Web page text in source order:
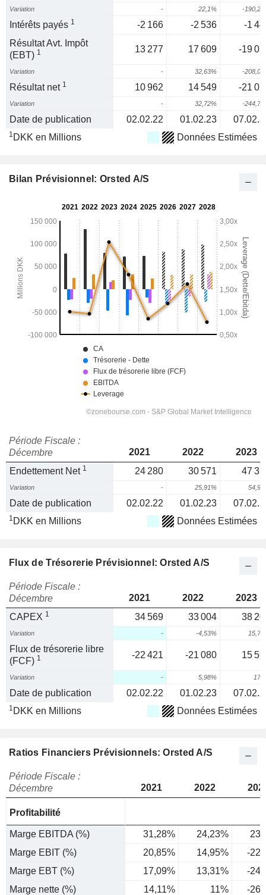
Variation - 22,1% -
Intérêts payés 1 -2 166 -2 536
-1
Résultat Avt. Impôt
(EBT) 1 13 277 17 609 -19
Variation - 32,63% -
Résultat net 1 10 962 14 549 -21
Variation - 32,72% -
Date de publication 02.02.22 01.02.23
1 DKK en Millions Données Estimées
Bilan Prévisionnel: Orsted A/S
Période Fiscale :
Décembre
2021 2022
2023
Endettement Net 1 24 280 30 571 47
Variation - 25,91%
Date de publication 02.02.22 01.02.23
1 DKK en Millions Données Estimées
Flux de Trésorerie Prévisionnel: Orsted A/S
Période Fiscale :
Décembre
2021 2022
2023
CAPEX 1 34 569 33 004 38
Variation - -4,53%
Flux de trésorerie libre
(FCF) 1 -22 421 -21 080 15
Variation - 5,98%
Date de publication 02.02.22 01.02.23
1 DKK en Millions Données Estimées
Ratios Financiers Prévisionnels: Orsted A/S
Période Fiscale :
Décembre
2021 2022
Profitabilité
Marge EBITDA (%) 31,28% 24,23%
Marge EBIT (%)
20,85% 14,95%
-
Marge EBT (%)
17,09% 13,31%
-
Marge nette (%)
14,11% 11%
-